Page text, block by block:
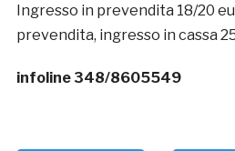
Ingresso in prevendita 18/20
prevendita, ingresso in cassa
infoline 348/8605549